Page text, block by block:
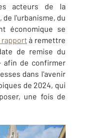
acteurs de la
l'urbanisme, du
économique se
à remettre
de remise du
afin de confirmer
dans l'avenir
de 2024, qui
une fois de